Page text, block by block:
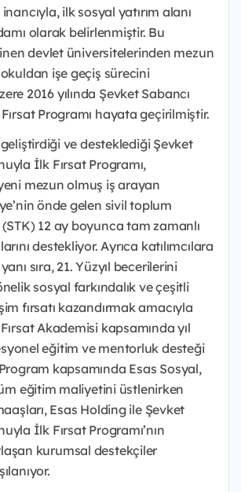
ilk sosyal yatırım alanı
olarak belirlenmiştir. Bu
devlet üniversitelerinden mezun
işe geçiş sürecini
2016 yılında Şevket Sabancı
Programı hayata geçirilmiştir.
geliştirdiği ve desteklediği Şevket
İlk Fırsat Programı,
mezun olmuş iş arayan
önde gelen sivil toplum
12 ay boyunca tam zamanlı
destekliyor. Ayrıca katılımcılara
sıra, 21. Yüzyıl becerilerini
sosyal farkındalık ve çeşitli
fırsatı kazandırmak amacıyla
Akademisi kapsamında yıl
eğitim ve mentorluk desteği
kapsamında Esas Sosyal,
eğitim maliyetini üstlenirken
Esas Holding ile Şevket
İlk Fırsat Programı’nın
kurumsal destekçiler